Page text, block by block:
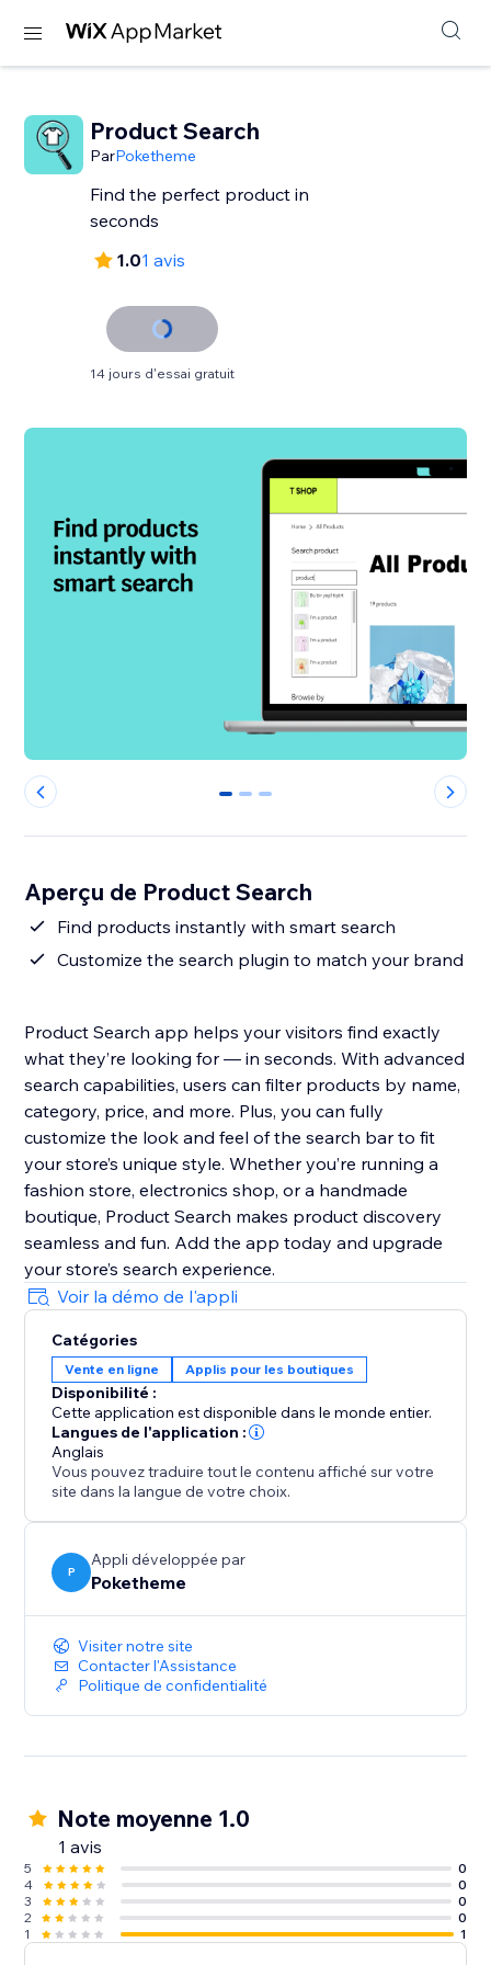
Product Search
ParPoketheme
Find the perfect product in
seconds
1.01 avis
14 jours d'essai gratuit
0 1 2
Aperçu de Product Search
Find products instantly with smart search
Customize the search plugin to match your brand
Product Search app helps your visitors find exactly
what they’re looking for — in seconds. With advanced
search capabilities, users can filter products by name,
category, price, and more. Plus, you can fully
customize the look and feel of the search bar to fit
your store’s unique style. Whether you’re running a
fashion store, electronics shop, or a handmade
boutique, Product Search makes product discovery
seamless and fun. Add the app today and upgrade
your store’s search experience.
Voir la démo de l'appli
Catégories
Vente en ligne Applis pour les boutiques
Disponibilité :
Cette application est disponible dans le monde entier.
Langues de l'application :
Anglais
Vous pouvez traduire tout le contenu affiché sur votre
site dans la langue de votre choix.
P
Appli développée par
Poketheme
Visiter notre site
Contacter l'Assistance
Politique de confidentialité
Note moyenne 1.0
1 avis
5
0
4
0
3
0
2
0
1
1